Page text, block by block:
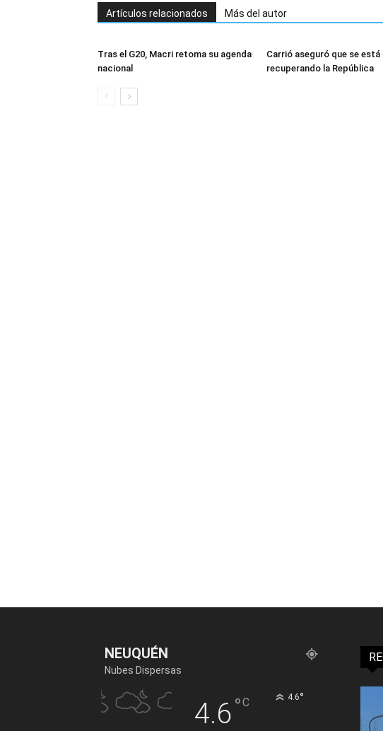
Artículos relacionados Más del autor
Tras el G20, Macri retoma su agenda
nacional
Carrió aseguró que se está
recuperando la República
NEUQUÉN
Nubes Dispersas
4.6°C 4.6°